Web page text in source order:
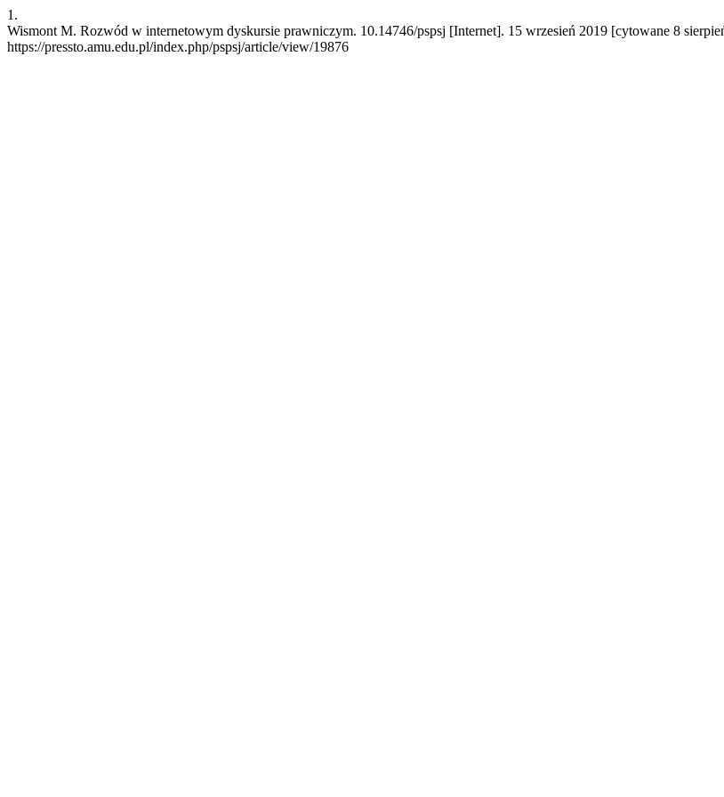
1.
Wismont M. Rozwód w internetowym dyskursie prawniczym. 10.14746/pspsj [Internet]. 15 wrzesień 2019 [cytowane 8
https://pressto.amu.edu.pl/index.php/pspsj/article/view/19876